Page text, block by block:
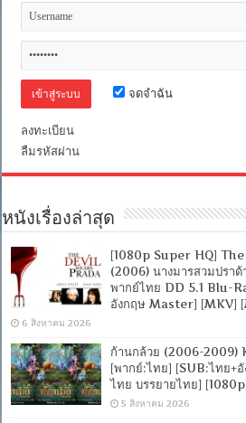
จดจำฉัน
ลงทะเบียน
ลืมรหัสผ่าน
หนังเรื่องล่าสุด
[1080p Super HQ]
(2006) นางมารสวมปราด้
พากย์ไทย DD 5.1 Blu-
อังกฤษ Master] [MKV]
6 สิงหาคม 2026
ก้านกล้วย (2006-2009)
[พากย์:ไทย] [SUB:ไทย+
ไทย บรรยายไทย]
5 สิงหาคม 2026